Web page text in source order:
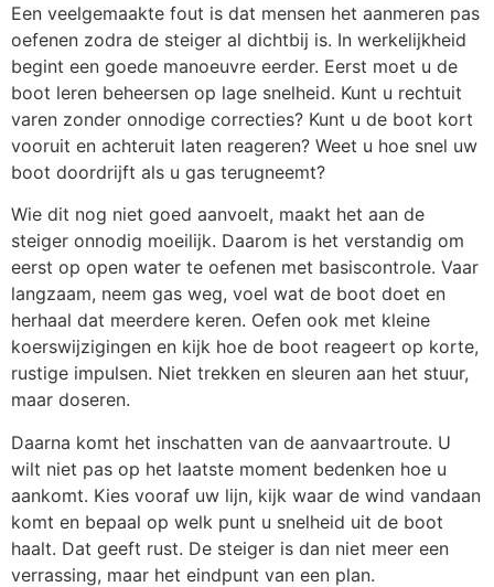
Een veelgemaakte fout is dat mensen het aanmeren pas
oefenen zodra de steiger al dichtbij is. In werkelijkheid
begint een goede manoeuvre eerder. Eerst moet u de
boot leren beheersen op lage snelheid. Kunt u rechtuit
varen zonder onnodige correcties? Kunt u de boot kort
vooruit en achteruit laten reageren? Weet u hoe snel uw
boot doordrijft als u gas terugneemt?
Wie dit nog niet goed aanvoelt, maakt het aan de
steiger onnodig moeilijk. Daarom is het verstandig om
eerst op open water te oefenen met basiscontrole. Vaar
langzaam, neem gas weg, voel wat de boot doet en
herhaal dat meerdere keren. Oefen ook met kleine
koerswijzigingen en kijk hoe de boot reageert op korte,
rustige impulsen. Niet trekken en sleuren aan het stuur,
maar doseren.
Daarna komt het inschatten van de aanvaartroute. U
wilt niet pas op het laatste moment bedenken hoe u
aankomt. Kies vooraf uw lijn, kijk waar de wind vandaan
komt en bepaal op welk punt u snelheid uit de boot
haalt. Dat geeft rust. De steiger is dan niet meer een
verrassing, maar het eindpunt van een plan.